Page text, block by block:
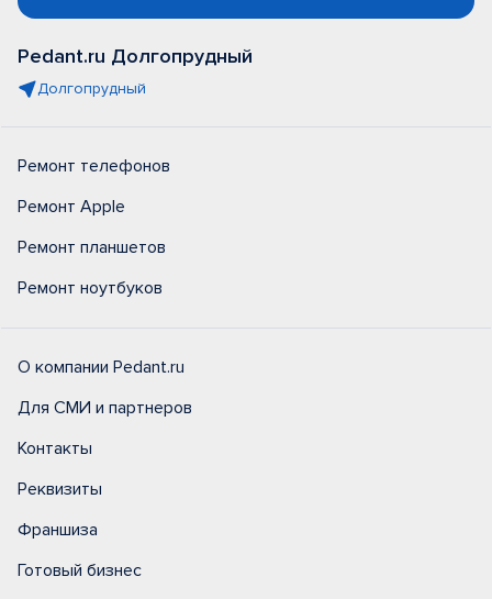
Pedant.ru Долгопрудный
Долгопрудный
Ремонт телефонов
Ремонт Apple
Ремонт планшетов
Ремонт ноутбуков
О компании Pedant.ru
Для СМИ и партнеров
Контакты
Реквизиты
Франшиза
Готовый бизнес